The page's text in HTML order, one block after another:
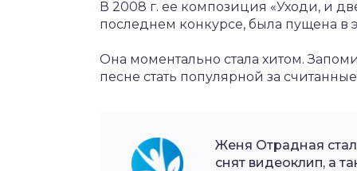
В 2008 г. ее композиция «Уходи, и
последнем конкурсе, была пущена в
Она моментально стала хитом.
песне стать популярной за
Женя Отрадная
снят видеоклип, а